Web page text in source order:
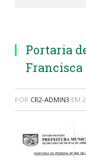
Portaria
Francisca
POR CR2-ADMIN3 EM